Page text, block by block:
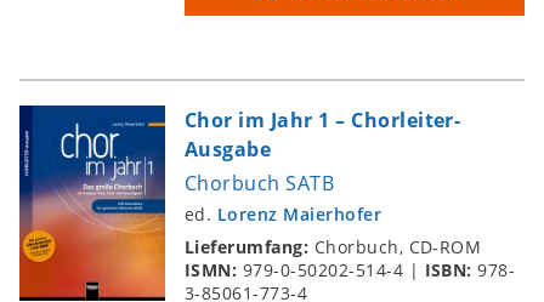
Chor im Jahr 1 – Chorleiter-
Ausgabe
Chorbuch SATB
ed. Lorenz Maierhofer
Lieferumfang: Chorbuch, CD-ROM
ISMN: 979-0-50202-514-4 | ISBN:978-
3-85061-773-4